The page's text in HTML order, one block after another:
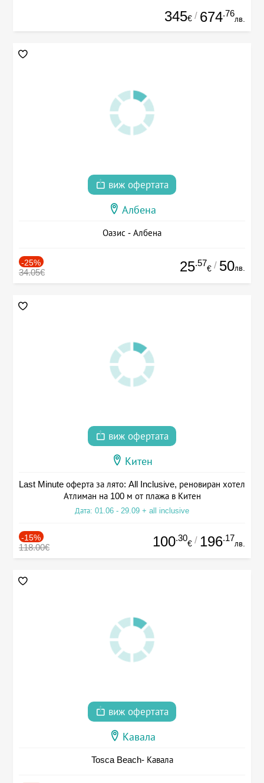
345€ / 674.76
лв.
виж офертата
Албена
Оазис - Албена
-25%
34.05€ 25.57
€ / 50лв.
виж офертата
Китен
Last Minute оферта за лято: All Inclusive, реновиран хотел
Атлиман на 100 м от плажа в Китен
Дата: 01.06 - 29.09 + all inclusive
-15%
118.00€ 100.30
€ / 196.17
лв.
виж офертата
Кавала
Tosca Beach- Кавала